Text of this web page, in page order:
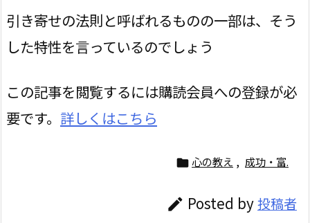
引き寄せの法則と呼ばれるものの一部は、そう
した特性を言っているのでしょう
この記事を閲覧するには購読会員への登録が必
要です。 詳しくはこちら
 心の教え , 成功・富.
 Posted by投稿者